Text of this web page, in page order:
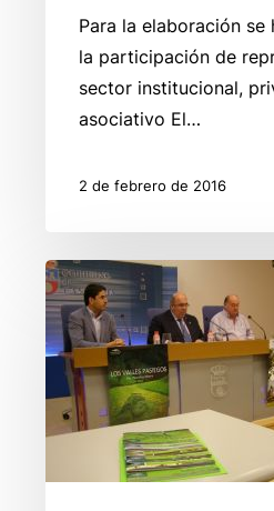
Para la elaboración
la participación de
sector institucional,
asociativo El…
2 de febrero de 2016
Valles
Pasiegos
presenta
cinco
nuevas
Guía
Temáticas